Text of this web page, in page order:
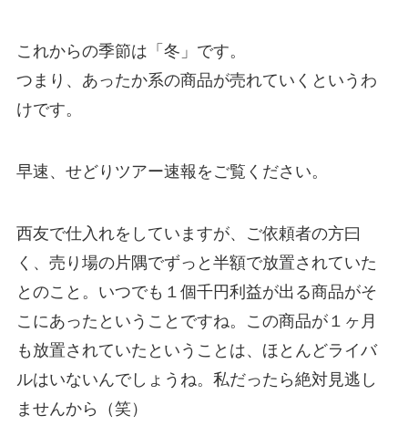
これからの季節は「冬」です。
つまり、あったか系の商品が売れていくというわ
けです。
早速、せどりツアー速報をご覧ください。
西友で仕入れをしていますが、ご依頼者の方曰
く、売り場の片隅でずっと半額で放置されていた
とのこと。いつでも１個千円利益が出る商品がそ
こにあったということですね。この商品が１ヶ月
も放置されていたということは、ほとんどライバ
ルはいないんでしょうね。私だったら絶対見逃し
ませんから（笑）